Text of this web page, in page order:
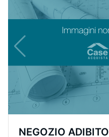
NEGOZIO